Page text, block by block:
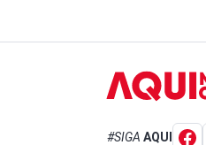
#SIGA AQUI